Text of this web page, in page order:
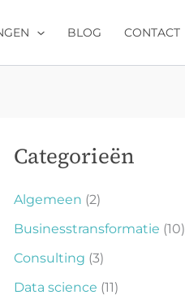
BLOG CONTACT
Categorieën
Algemeen (2)
Businesstransformatie (10)
Consulting (3)
Data science (11)